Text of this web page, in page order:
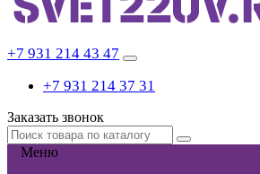
+7 931 214 43 47
+7 931 214 37 31
Заказать звонок
Меню